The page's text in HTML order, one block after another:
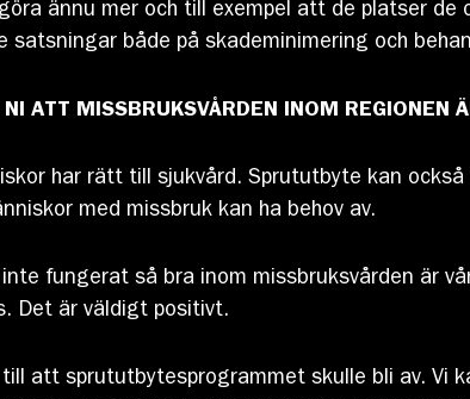
ännu mer och till exempel att de platser
både på skademinimering och
ATT MISSBRUKSVÅRDEN INOM REGIONEN
har rätt till sjukvård. Sprututbyte kan
med missbruk kan ha behov av.
fungerat så bra inom missbruksvården är
Det är väldigt positivt.
att sprututbytesprogrammet skulle bli av. Vi